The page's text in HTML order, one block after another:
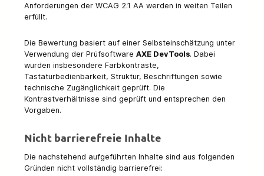
Anforderungen der WCAG 2.1 AA werden in weiten Teilen
erfüllt.
Die Bewertung basiert auf einer Selbsteinschätzung unter
Verwendung der Prüfsoftware AXE DevTools. Dabei
wurden insbesondere Farbkontraste,
Tastaturbedienbarkeit, Struktur, Beschriftungen sowie
technische Zugänglichkeit geprüft. Die
Kontrastverhältnisse sind geprüft und entsprechen den
Vorgaben.
Nicht barrierefreie Inhalte
Die nachstehend aufgeführten Inhalte sind aus folgenden
Gründen nicht vollständig barrierefrei: